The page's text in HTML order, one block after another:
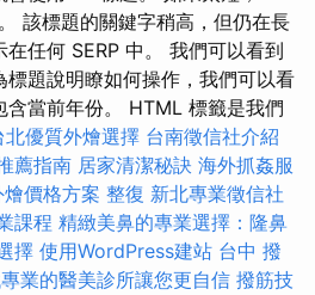
該標題的關鍵字稍高，但仍在長
任何 SERP 中。 我們可以看到
題說明瞭如何操作，我們可以看
含當前年份。 HTML 標籤是我們
北優質外燴選擇 台南徵信社介紹
薦指南 居家清潔秘訣 海外抓姦服
價格方案 整復 新北專業徵信社
課程 精緻美鼻的專業選擇：隆鼻
擇 使用WordPress建站 台中 撥
業的醫美診所讓您更自信 撥筋技